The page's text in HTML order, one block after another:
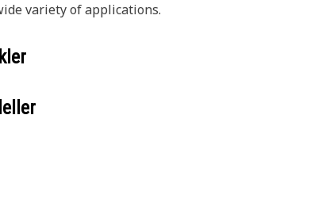
variety of applications.